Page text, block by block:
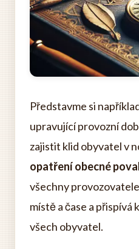
Představme si
upravující provozní
zajistit klid obyvatel v
opatření obecné
všechny
místě a čase a přispívá k
všech obyvatel.